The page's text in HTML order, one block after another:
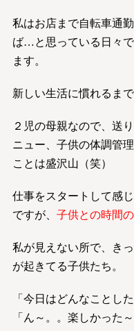
私はお店まで自転車通
ば…と思っている日々
ます。
新しい生活に慣れるま
２児の母親なので、送
ニュー、子供の体調管
ことは盛沢山（笑）
仕事をスタートして感
ですが、 子供との時間の
私が見えない所で、き
が起きてる子供たち。
「今日はどんなことし
「ん～。。楽しかった